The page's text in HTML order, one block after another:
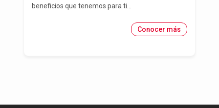
beneficios que tenemos para ti...
Conocer más